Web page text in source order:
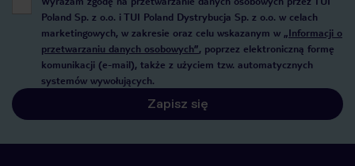
Poland Sp. z o.o. i TUI Poland Dystrybucja Sp. z o.o. w celach
marketingowych, w zakresie oraz celu wskazanym w „Informacji o
przetwarzaniu danych osobowych”, poprzez elektroniczną formę
komunikacji (e-mail), także z użyciem tzw. automatycznych
systemów wywołujących.
Zapisz się